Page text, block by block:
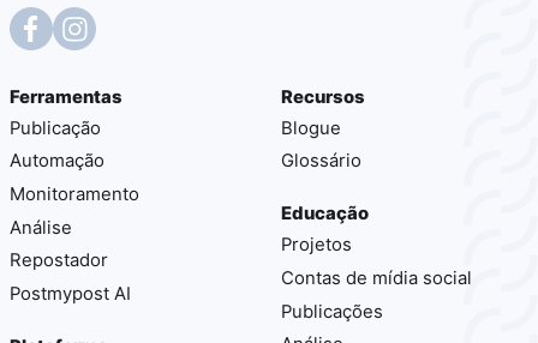
Ferramentas
Publicação
Automação
Monitoramento
Análise
Repostador
Postmypost AI
Recursos
Blogue
Glossário
Educação
Projetos
Contas de mídia social
Publicações